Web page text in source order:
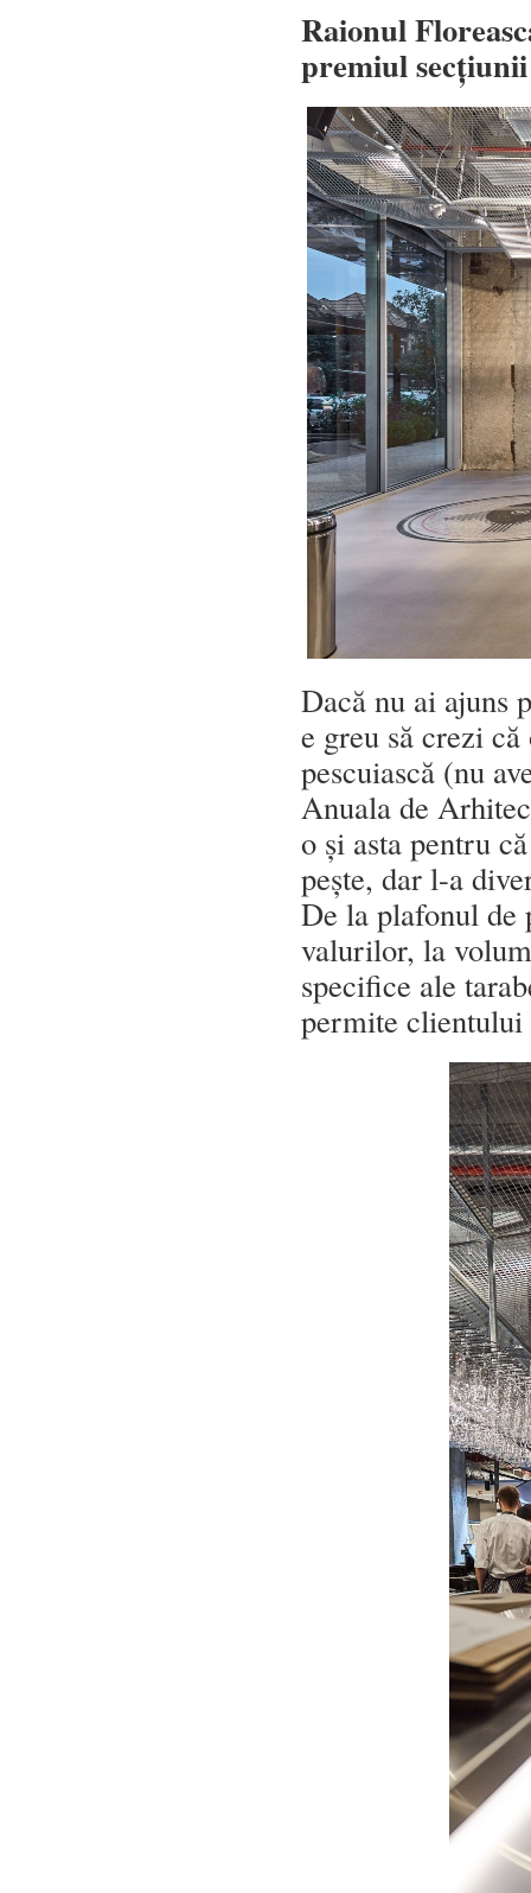
Raionul
premiul secțiunii
Dacă nu ai ajuns
e greu să crezi
pescuiască (nu
Anuala de
o și asta pentru
pește, dar l-a
De la plafonul de
valurilor, la
specifice ale
permite clientului